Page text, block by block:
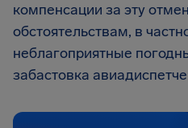
компенсации за эту
обстоятельствам, в
неблагоприятные
забастовка